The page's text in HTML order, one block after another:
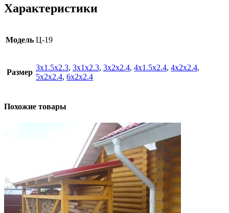
Характеристики
Модель Ц-19
Размер
3х1.5х2.3, 3х1х2.3, 3х2х2.4, 4х1.5х2.4, 4х2х2.4,
5х2х2.4, 6х2х2.4
Похожие товары